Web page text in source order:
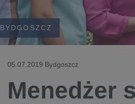
BYDGOSZCZ
05.07.2019 Bydgoszcz
Menedżer